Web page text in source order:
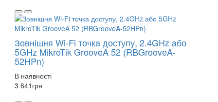
Зовнішня Wi-Fi точка доступу, 2.4GHz або
5GHz MikroTik GrooveA 52 (RBGrooveA-
52HPn)
В наявності
3 641 грн